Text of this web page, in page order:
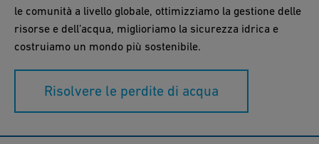
le comunità a livello globale, ottimizziamo la gestione delle
risorse e dell’acqua, miglioriamo la sicurezza idrica e
costruiamo un mondo più sostenibile.
Risolvere le perdite di acqua